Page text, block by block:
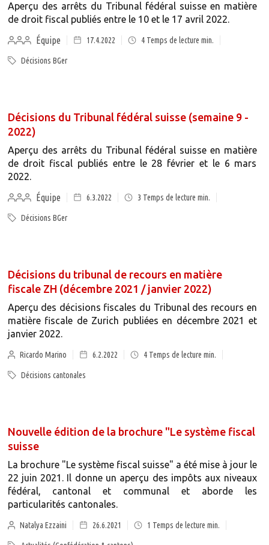
Aperçu des arrêts du Tribunal fédéral suisse en matière
de droit fiscal publiés entre le 10 et le 17 avril 2022.
Équipe
17.4.2022 4Temps de lecture min.
Décisions BGer
Décisions du Tribunal fédéral suisse (semaine 9 -
2022)
Aperçu des arrêts du Tribunal fédéral suisse en matière
de droit fiscal publiés entre le 28 février et le 6 mars
2022.
Équipe
6.3.2022 3 Temps de lecture min.
Décisions BGer
Décisions du tribunal de recours en matière
fiscale ZH (décembre 2021 / janvier 2022)
Aperçu des décisions fiscales du Tribunal des recours en
matière fiscale de Zurich publiées en décembre 2021 et
janvier 2022.
Ricardo Marino 6.2.2022 4 Temps de lecture min.
Décisions cantonales
Nouvelle édition de la brochure "Le système fiscal
suisse
La brochure "Le système fiscal suisse" a été mise à jour le
22 juin 2021. Il donne un aperçu des impôts aux niveaux
fédéral, cantonal et communal et aborde les
particularités cantonales.
Natalya Ezzaini 26.6.2021 1 Temps de lecture min.